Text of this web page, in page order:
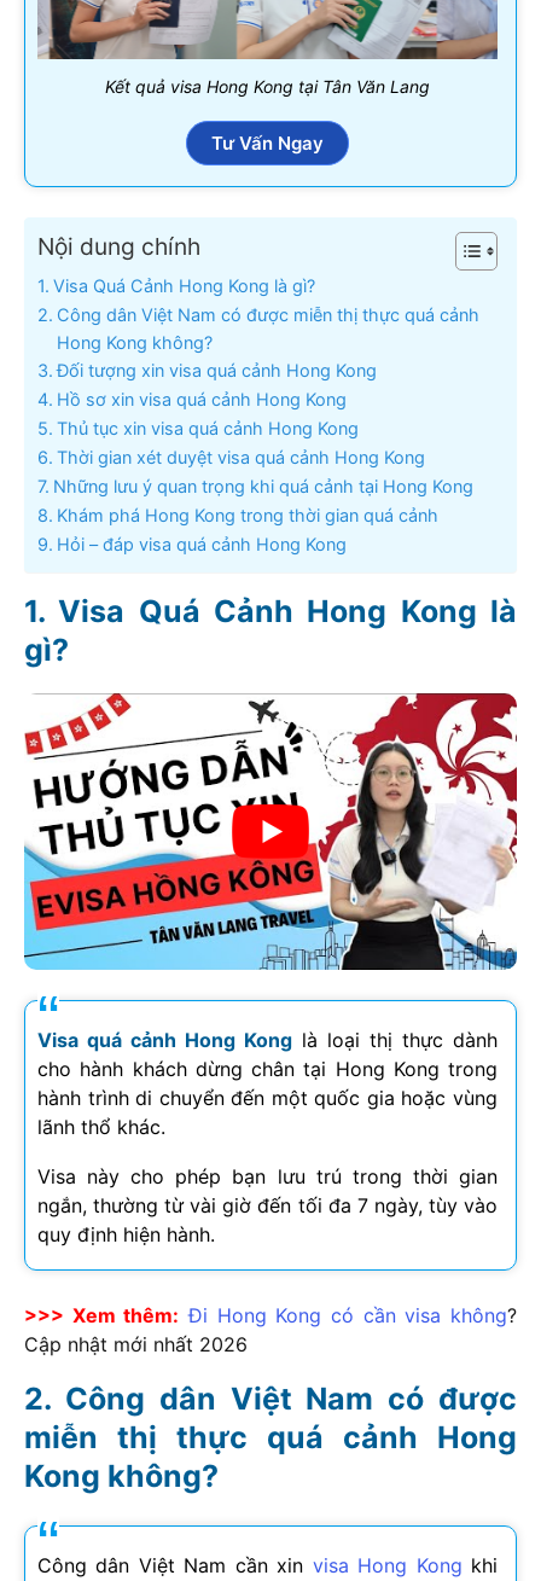
Kết quả visa Hong Kong tại Tân Văn Lang
Tư Vấn Ngay
Nội dung chính
Visa Quá Cảnh Hong Kong là gì?
Công dân Việt Nam có được miễn thị thực quá cảnh
Hong Kong không?
Đối tượng xin visa quá cảnh Hong Kong
Hồ sơ xin visa quá cảnh Hong Kong
Thủ tục xin visa quá cảnh Hong Kong
Thời gian xét duyệt visa quá cảnh Hong Kong
Những lưu ý quan trọng khi quá cảnh tại Hong Kong
Khám phá Hong Kong trong thời gian quá cảnh
Hỏi – đáp visa quá cảnh Hong Kong
Visa Quá Cảnh Hong Kong là
gì?
Visa quá cảnh Hong Kong là loại thị thực dành
cho hành khách dừng chân tại Hong Kong trong
hành trình di chuyển đến một quốc gia hoặc vùng
lãnh thổ khác.
Visa này cho phép bạn lưu trú trong thời gian
ngắn, thường từ vài giờ đến tối đa 7 ngày, tùy vào
quy định hiện hành.
>>> Xem thêm: Đi Hong Kong có cần visa không?
Cập nhật mới nhất 2026
Công dân Việt Nam có được
miễn thị thực quá cảnh Hong
Kong không?
Công dân Việt Nam cần xin visa Hong Kong khi